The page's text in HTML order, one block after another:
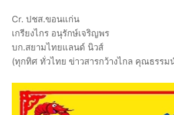
Cr. ปชส.ขอนแก่น
เกรียงไกร อนุรักษ์เจริญพร
บก.สยามไทยแลนด์ นิวส์
(ทุกทิศ ทั่วไทย ข่าวสารกว้างไกล คุณธรรม